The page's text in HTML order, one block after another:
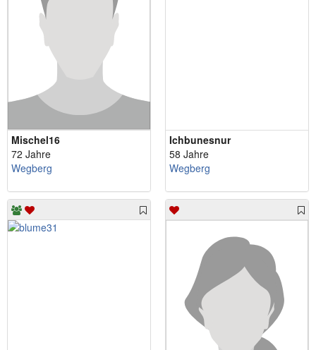
Mischel16
72 Jahre
Wegberg
Ichbunesnur
58 Jahre
Wegberg